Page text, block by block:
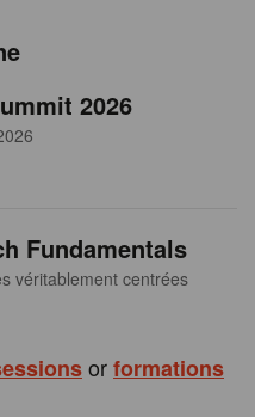
2026
Fundamentals
véritablement centrées
orformations